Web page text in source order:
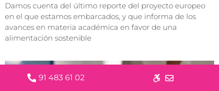
Damos cuenta del último reporte del proyecto europeo
en el que estamos embarcados, y que informa de los
avances en materia académica en favor de una
alimentación sostenible
91 483 61 02